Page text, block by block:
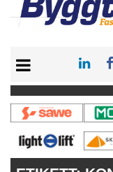
PRENUMERERA
VÅRA ANDRA
ANNONSERA